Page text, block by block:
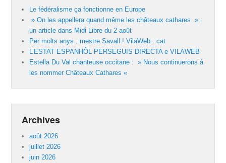
Le fédéralisme ça fonctionne en Europe
» On les appellera quand même les châteaux cathares » :
un article dans Midi Libre du 2 août
Per molts anys , mestre Savall ! VilaWeb . cat
L’ESTAT ESPANHÒL PERSEGUIS DIRECTA e VILAWEB
Estella Du Val chanteuse occitane : » Nous continuerons à
les nommer Châteaux Cathares «
Archives
août 2026
juillet 2026
juin 2026